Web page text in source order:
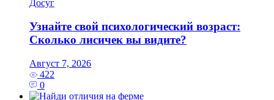
Досуг
Узнайте свой психологический возраст:
Сколько лисичек вы видите?
Август 7, 2026
422
0